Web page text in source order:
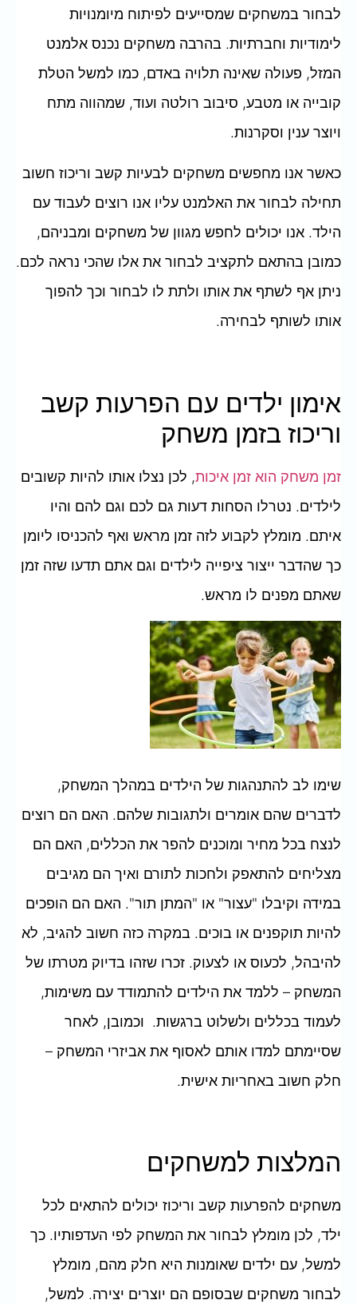
לבחור במשחקים שמסייעים לפיתוח מיומנויות
לימודיות וחברתיות. בהרבה משחקים נכנס אלמנט
המזל, פעולה שאינה תלויה באדם, כמו למשל הטלת
קובייה או מטבע, סיבוב רולטה ועוד, שמהווה מתח
ויוצר ענין וסקרנות.
כאשר אנו מחפשים משחקים לבעיות קשב וריכוז חשוב
תחילה לבחור את האלמנט עליו אנו רוצים לעבוד עם
הילד. אנו יכולים לחפש מגוון של משחקים ומבניהם,
כמובן בהתאם לתקציב לבחור את אלו שהכי נראה לכם.
ניתן אף לשתף את אותו ולתת לו לבחור וכך להפוך
אותו לשותף לבחירה.
אימון ילדים עם הפרעות קשב
וריכוז בזמן משחק
זמן משחק הוא זמן איכות, לכן נצלו אותו להיות קשובים
לילדים. נטרלו הסחות דעות גם לכם וגם להם והיו
איתם. מומלץ לקבוע לזה זמן מראש ואף להכניסו ליומן
כך שהדבר ייצור ציפייה לילדים וגם אתם תדעו שזה זמן
שאתם מפנים לו מראש.
שימו לב להתנהגות של הילדים במהלך המשחק,
לדברים שהם אומרים ולתגובות שלהם. האם הם רוצים
לנצח בכל מחיר ומוכנים להפר את הכללים, האם הם
מצליחים להתאפק ולחכות לתורם ואיך הם מגיבים
במידה וקיבלו "עצור" או "המתן תור". האם הם הופכים
להיות תוקפנים או בוכים. במקרה כזה חשוב להגיב, לא
להיבהל, לכעוס או לצעוק. זכרו שזהו בדיוק מטרתו של
המשחק – ללמד את הילדים להתמודד עם משימות,
לעמוד בכללים ולשלוט ברגשות. וכמובן, לאחר
שסיימתם למדו אותם לאסוף את אביזרי המשחק –
חלק חשוב באחריות אישית.
המלצות למשחקים
משחקים להפרעות קשב וריכוז יכולים להתאים לכל
ילד, לכן מומלץ לבחור את המשחק לפי העדפותיו. כך
למשל, עם ילדים שאומנות היא חלק מהם, מומלץ
לבחור משחקים שבסופם הם יוצרים יצירה. למשל,